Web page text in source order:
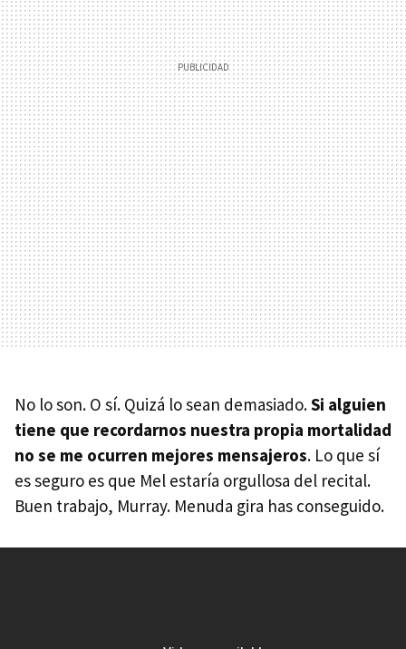
No lo son. O sí. Quizá lo sean demasiado.Si alguien
tiene que recordarnos nuestra propia mortalidad
no se me ocurren mejores mensajeros. Lo que sí
es seguro es que Mel estaría orgullosa del recital.
Buen trabajo, Murray. Menuda gira has conseguido.